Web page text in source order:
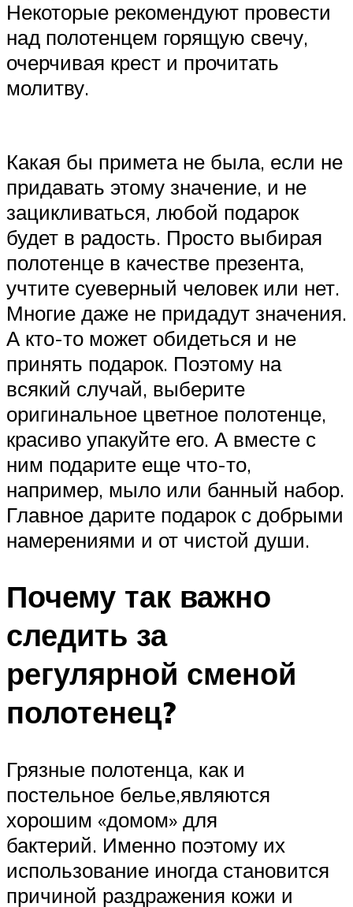
Некоторые рекомендуют провести
над полотенцем горящую свечу,
очерчивая крест и прочитать
молитву.
Какая бы примета не была, если не
придавать этому значение, и не
зацикливаться, любой подарок
будет в радость. Просто выбирая
полотенце в качестве презента,
учтите суеверный человек или нет.
Многие даже не придадут значения.
А кто-то может обидеться и не
принять подарок. Поэтому на
всякий случай, выберите
оригинальное цветное полотенце,
красиво упакуйте его. А вместе с
ним подарите еще что-то,
например, мыло или банный набор.
Главное дарите подарок с добрыми
намерениями и от чистой души.
Почему так важно
следить за
регулярной сменой
полотенец?
Грязные полотенца, как и
постельное белье,являются
хорошим «домом» для
бактерий. Именно поэтому их
использование иногда становится
причиной раздражения кожи и